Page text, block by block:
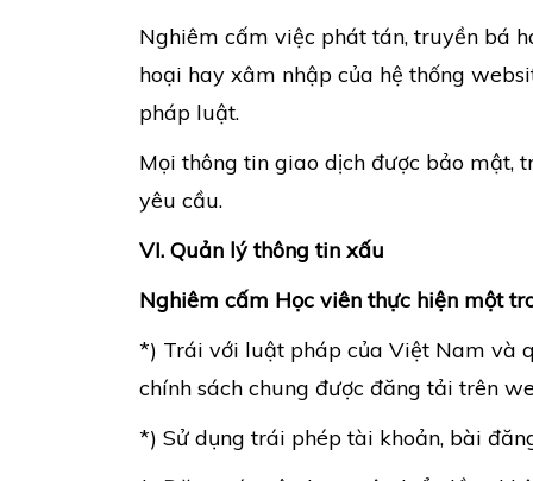
Nghiêm cấm việc phát tán, truyền bá
hoại hay xâm nhập của hệ thống
pháp luật.
Mọi thông tin giao dịch được bảo mật,
yêu cầu.
VI. Quản lý thông tin xấu
Nghiêm cấm Học viên thực hiện một
*) Trái với luật pháp của Việt Nam và
chính sách chung được đăng tải trên
*) Sử dụng trái phép tài khoản, bài